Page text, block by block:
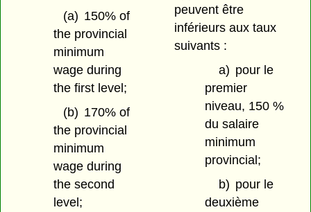
(a) 150% of
the provincial
minimum
wage during
the first level;
(b) 170% of
the provincial
minimum
wage during
the second
level;
peuvent être
inférieurs aux taux
suivants :
a) pour le
premier
niveau, 150 %
du salaire
minimum
provincial;
b) pour le
deuxième